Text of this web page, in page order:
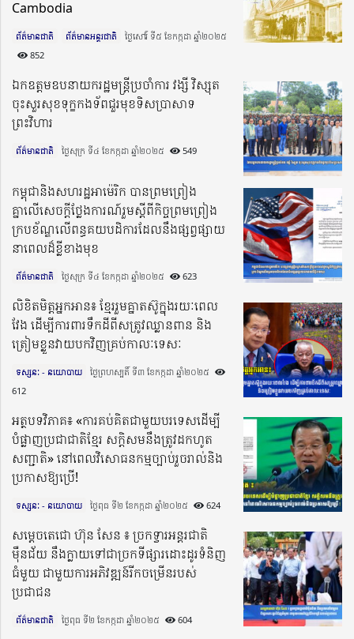
Cambodia
ព័ត៌មានជាតិ ព័ត៌មានអន្តរជាតិ
ថ្ងៃសៅរ៍ ទី៥ ខែកក្កដា ឆ្នាំ២០២៥​
852
ឯកឧត្តមឧបនាយករដ្ឋមន្ត្រីប្រចាំការ វង្សី វិស្សុត
ចុះសួរសុខទុក្ខកងទ័ពជួរមុខទិសប្រាសាទ
ព្រះវិហារ
ព័ត៌មានជាតិ ថ្ងៃសុក្រ ទី៤ ខែកក្កដា ឆ្នាំ២០២៥​ 549
កម្ពុជានិងសហរដ្ឋអាម៉េរិក បានព្រមព្រៀង
គ្នាលើសេចក្តីថ្លែងការណ៍រួមស្ដីពីកិច្ចព្រមព្រៀង
ក្របខ័ណ្ឌលើពន្ធគយបដិការដែលនឹងផ្សព្វផ្សាយ
នាពេលដ៏ខ្លីខាងមុខ
ព័ត៌មានជាតិ ថ្ងៃសុក្រ ទី៤ ខែកក្កដា ឆ្នាំ២០២៥​ 623
លិខិតមិត្តអ្នកអាន៖ ខ្មែររួមគ្នាតស៊ូក្នុងរយៈពេល
វែង ដើម្បីការពារទឹកដីពីសត្រូវឈ្លានពាន និង
ត្រៀមខ្លួនវាយបកវិញគ្រប់កាលៈទេសៈ
ទស្សនៈ - នយោបាយ
ថ្ងៃព្រហស្បតិ៍ ទី៣ ខែកក្កដា ឆ្នាំ២០២៥​
612
អត្ថបទវិភាគ៖ «ការគប់គិតជាមួយបរទេសដើម្បី
បំផ្លាញប្រជាជាតិខ្មែរ សក្តិសមនឹងត្រូវដកហូត
សញ្ជាតិ» នៅពេលវិសោធនកម្មច្បាប់រួចរាល់និង
ប្រកាសឱ្យប្រើ!
ទស្សនៈ - នយោបាយ ថ្ងៃពុធ ទី២ ខែកក្កដា ឆ្នាំ២០២៥​ 624
សម្ដេចតេជោ ហ៊ុន សែន ៖ ច្រកទ្វារអន្តរជាតិ
ម៉ឺនជ័យ នឹងក្លាយទៅជាច្រកទីផ្សារដោះដូរទំនិញ
ធំមួយ ជាមួយការអភិវឌ្ឍន៍រីកចម្រើនរបស់
ប្រជាជន
ព័ត៌មានជាតិ ថ្ងៃពុធ ទី២ ខែកក្កដា ឆ្នាំ២០២៥​ 604